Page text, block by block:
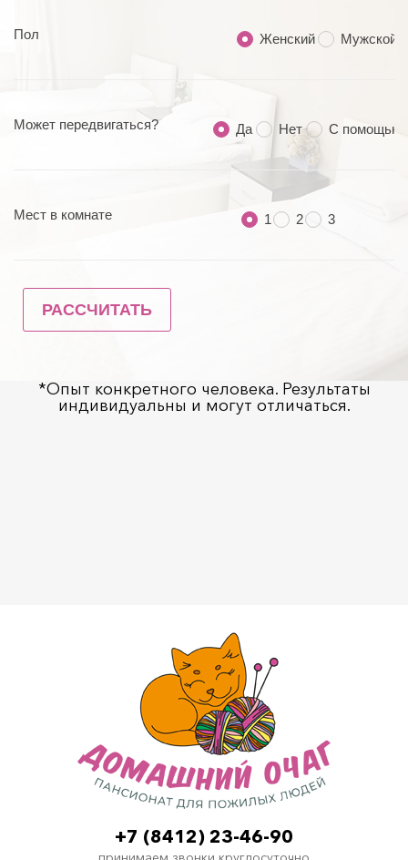
*Опыт конкретного человека. Результаты
индивидуальны и могут отличаться.
+7 (8412) 23-46-90